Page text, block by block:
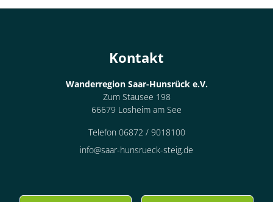
Kontakt
Wanderregion Saar-Hunsrück e.V.
Zum Stausee 198
66679 Losheim am See
Telefon 06872 / 9018100
info@saar-hunsrueck-steig.de